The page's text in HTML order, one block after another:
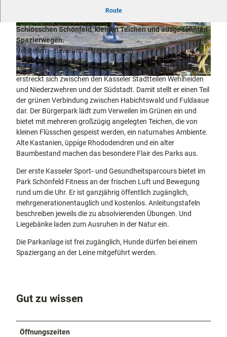
Musee
n,
Galeri
en und
Sonde
rausst
ellung
en
Street
Art
Theat
er und
Bühne
Gärten
fahren in
Kassel
Wandern
im
Grünen
Stadtführungen
Kassel
mit
Kindern
Gastronomie
und
Shopping
Unterkünfte
Ausflugsziele
in der Region
Häufig
gestellte
Fragen
© Stadt Kassel; Foto: ABP
© Restaurant Park Schönfeld, Roman Knie |
CC-BY
© floriantrykowski.com, Florian Trykowski |
CC-BY-NC-ND
Route
Parkanlage im Anschluss an den Botanischen Garten mit
Schlösschen Schönfeld, kleinen Teichen und ausgedehnten
Spazierwegen.
Verweilen – Bewegen – Natur erleben
Der weitläufige Park liegt im Landschaftsschutzgebiet und
erstreckt sich zwischen den Kasseler Stadtteilen Wehlheiden
und Niederzwehren und der Südstadt. Damit stellt er einen Teil
der grünen Verbindung zwischen Habichtswald und Fuldaaue
dar. Der Bürgerpark lädt zum Verweilen im Grünen ein und
bietet mit mehreren großzügig angelegten Teichen, die von
kleinen Flüsschen gespeist werden, ein naturnahes Ambiente.
Alte Kastanien, üppige Rhododendren und ein alter
Baumbestand machen das besondere Flair des Parks aus.
Der erste Kasseler Sport‐ und Gesundheitsparcours bietet im
Park Schönfeld Fitness an der frischen Luft und Bewegung
rund um die Uhr. Er ist ganzjährig öffentlich zugänglich,
mehrgenerationentauglich und kostenlos. Anleitungstafeln
beschreiben jeweils die zu absolvierenden Übungen. Und
Liegebänke laden zum Ausruhen in der Natur ein.
Die Parkanlage ist frei zugänglich, Hunde dürfen bei einem
Spaziergang an der Leine mitgeführt werden.
Gut zu wissen
Öffnungszeiten